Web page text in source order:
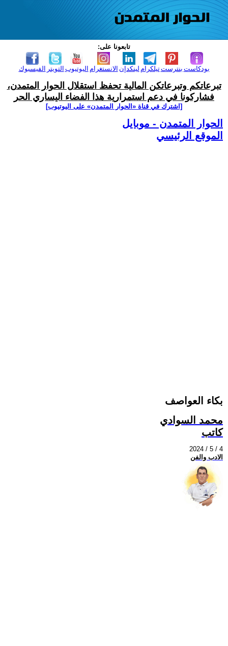
تابعونا على:
الفيسبوك التويتر اليوتيوب الانستغرام لينكدإن تيلكرامبنترست بودكاست
تبرعاتكم وتبرعاتكن المالية تحفظ استقلال الحوار المتمدن،
فشاركونا في دعم استمرارية هذا الفضاء اليساري الحر
[اشترك في قناة ‫«الحوار المتمدن» على اليوتيوب]
الحوار المتمدن - موبايل
الموقع الرئيسي
بكاء العواصف
محمد السوادي
كاتب
2024 / 5 / 4
الادب والفن